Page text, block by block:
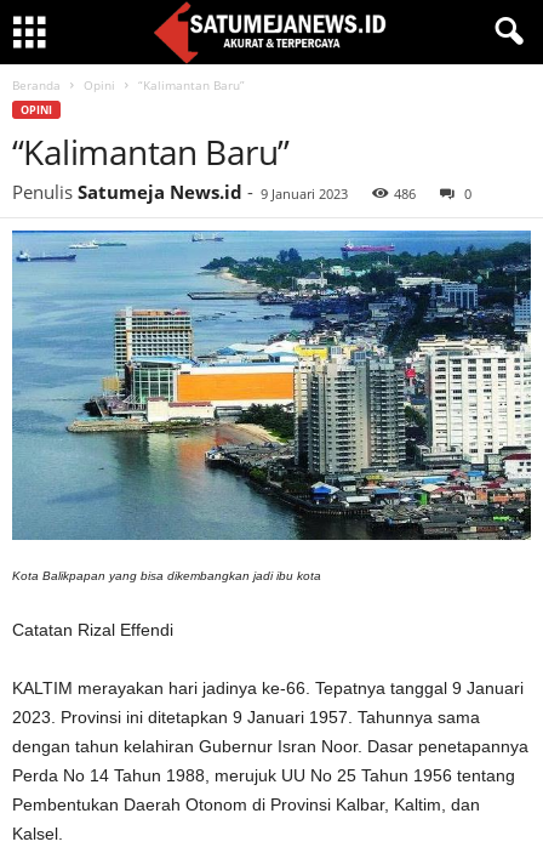
Beranda Opini “Kalimantan Baru”
OPINI
“Kalimantan Baru”
Penulis Satumeja News.id - 9 Januari 2023 486 0
Kota Balikpapan yang bisa dikembangkan jadi ibu kota
Catatan Rizal Effendi
KALTIM merayakan hari jadinya ke-66. Tepatnya tanggal 9 Januari
2023. Provinsi ini ditetapkan 9 Januari 1957. Tahunnya sama
dengan tahun kelahiran Gubernur Isran Noor. Dasar penetapannya
Perda No 14 Tahun 1988, merujuk UU No 25 Tahun 1956 tentang
Pembentukan Daerah Otonom di Provinsi Kalbar, Kaltim, dan
Kalsel.